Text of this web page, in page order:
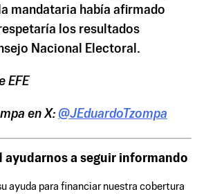
mandataria había afirmado
los resultados
Nacional Electoral.
EFE
en X: @JEduardoTzompa
ayudarnos a seguir informando
ayuda para financiar nuestra cobertura